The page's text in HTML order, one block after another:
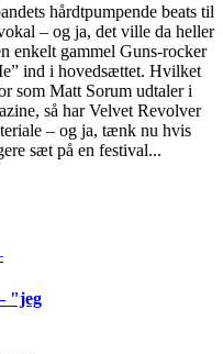
hårdtpumpende beats til
– og ja, det ville da heller
enkelt gammel Guns-rocker
ind i hovedsættet. Hvilket
som Matt Sorum udtaler i
så har Velvet Revolver
– og ja, tænk nu hvis
sæt på en festival...
"jeg